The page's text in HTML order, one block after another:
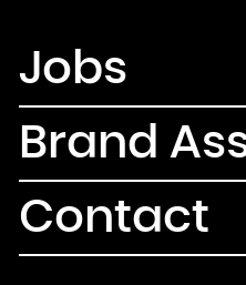
Jobs
Brand
Contact